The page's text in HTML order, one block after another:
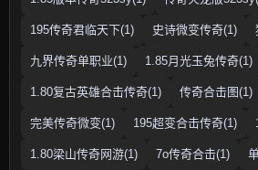
195传奇君临天下(1) 史诗微变传奇(1)
九界传奇单职业(1) 1.85月光玉兔传奇(1)
1.80复古英雄合击传奇(1) 传奇合击图(1)
完美传奇微变(1) 195超变合击传奇(1)
1.80梁山传奇网游(1) 7o传奇合击(1)